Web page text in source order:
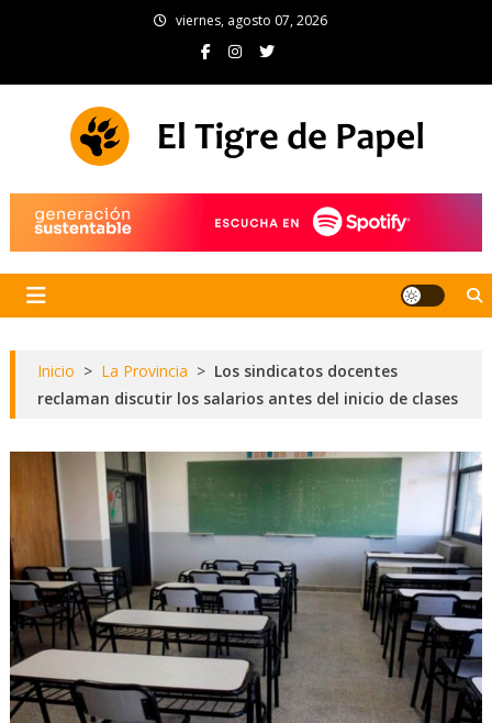
viernes, agosto 07, 2026
Inicio > La Provincia > Los sindicatos docentes
reclaman discutir los salarios antes del inicio de clases